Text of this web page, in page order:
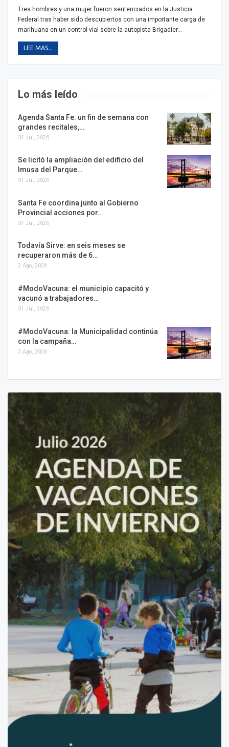
Tres hombres y una mujer fueron sentenciados en la Justicia
Federal tras haber sido descubiertos con una importante carga de
marihuana en un control vial sobre la autopista Brigadier…
LEE MAS...
Lo más leído
Agenda Santa Fe: un fin de semana con
grandes recitales,…
31 Jul, 2026
Se licitó la ampliación del edificio del
Imusa del Parque…
31 Jul, 2026
Santa Fe coordina junto al Gobierno
Provincial acciones por…
31 Jul, 2026
Todavía Sirve: en seis meses se
recuperaron más de 6…
2 Ago, 2026
#ModoVacuna: el municipio capacitó y
vacunó a trabajadores…
31 Jul, 2026
#ModoVacuna: la Municipalidad continúa
con la campaña…
2 Ago, 2026